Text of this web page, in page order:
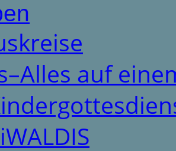
auf